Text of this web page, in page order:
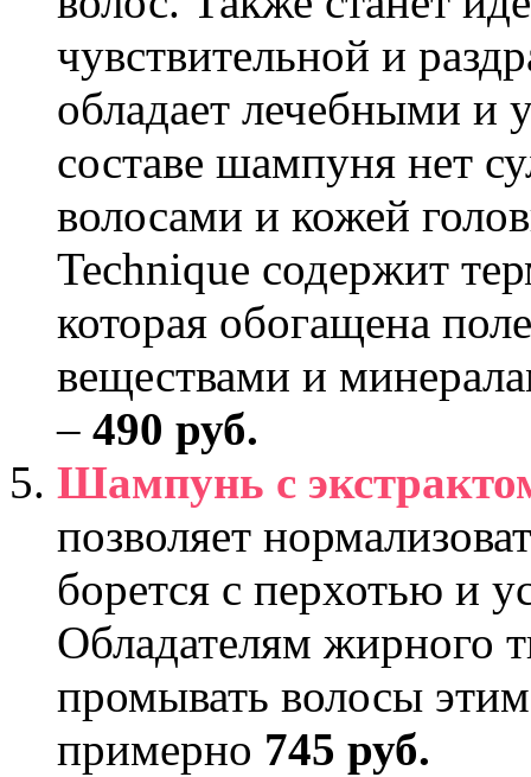
чувствительной и
обладает лечебными и
составе шампуня нет
волосами и кожей
Technique содержит
которая обогащена
веществами и
– 490 руб.
Шампунь с
позволяет
борется с перхотью и
Обладателям жирного
промывать волосы
примерно 745 руб.